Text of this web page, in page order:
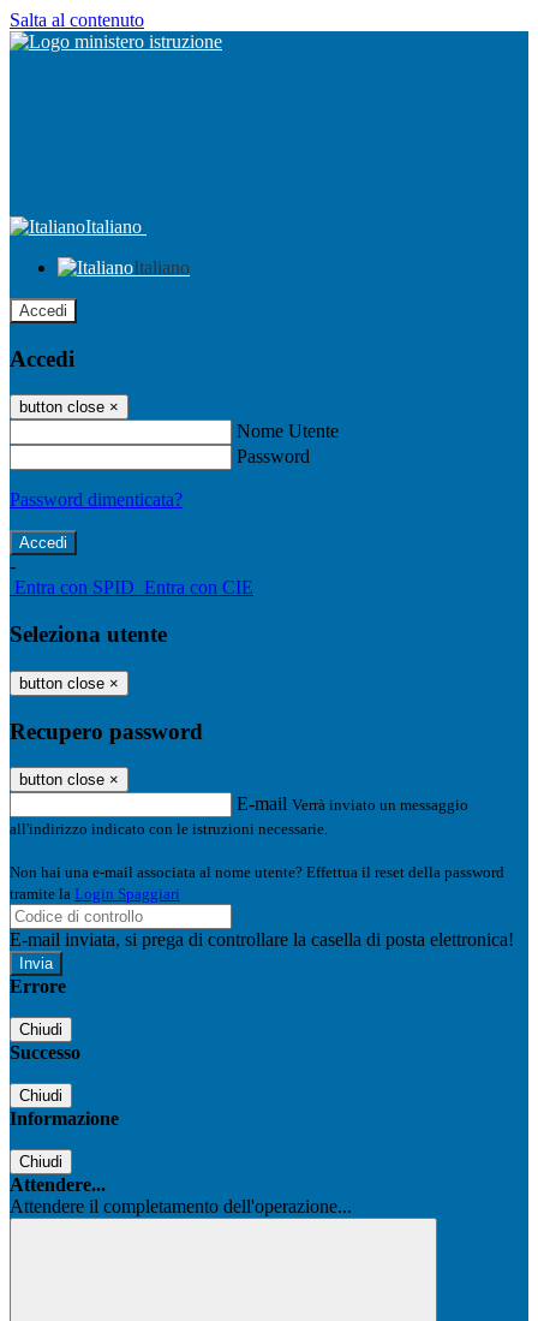
Salta al contenuto
Italiano
Italiano
Accedi
Accedi
button close ×
Nome Utente
Password
Password dimenticata?
-
Entra con SPID Entra con CIE
Seleziona utente
button close ×
Recupero password
button close ×
E-mail Verrà inviato un messaggio
all'indirizzo indicato con le istruzioni necessarie.
Non hai una e-mail associata al nome utente? Effettua il reset della password
tramite la Login Spaggiari
E-mail inviata, si prega di controllare la casella di posta elettronica!
Errore
Chiudi
Successo
Chiudi
Informazione
Chiudi
Attendere...
Attendere il completamento dell'operazione...